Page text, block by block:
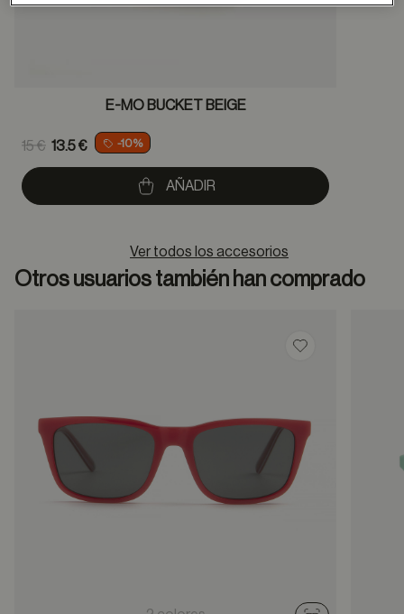
E-MO BUCKET BEIGE
Price reduced from
15 €
to
13.5 € -10%
AÑADIR
Ver todos los accesorios
Otros usuarios también han comprado
Guardar en